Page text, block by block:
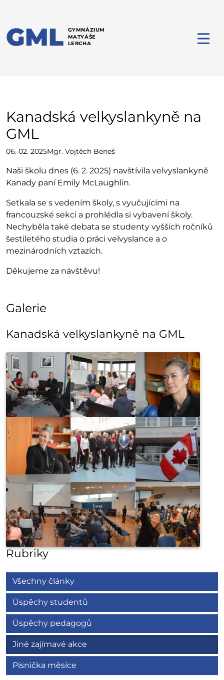
GML GYMNÁZIUM
MATYÁŠE
LERCHA
Kanadská velkyslankyně na
GML
06. 02. 2025Mgr. Vojtěch Beneš
Naši školu dnes (6. 2. 2025) navštívila velvyslankyně
Kanady paní Emily McLaughlin.
Setkala se s vedením školy, s vyučujícími na
francouzské sekci a prohlédla si vybavení školy.
Nechyběla také debata se studenty vyšších ročníků
šestiletého studia o práci velvyslance a o
mezinárodních vztazích.
Děkujeme za návštěvu!
Galerie
Kanadská velkyslankyně na GML
Rubriky
Všechny články
Úspěchy studentů
Úspěchy pedagogů
Jiné zajímavé akce
Písnička měsíce